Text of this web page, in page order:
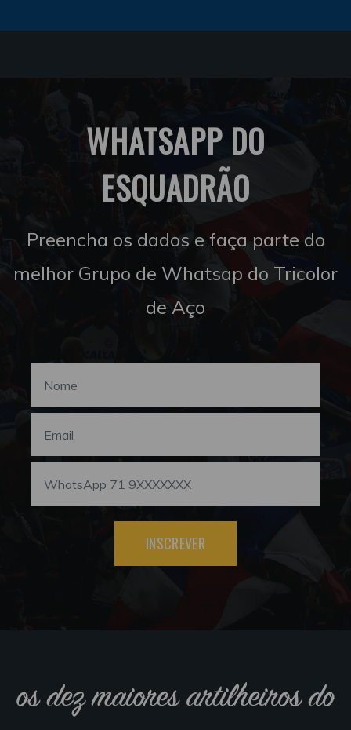
WHATSAPP DO
ESQUADRÃO
Preencha os dados e faça parte do
melhor Grupo de Whatsap do Tricolor
de Aço
INSCREVER
os dez maiores artilheiros do